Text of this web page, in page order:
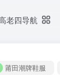
莆田潮牌鞋服